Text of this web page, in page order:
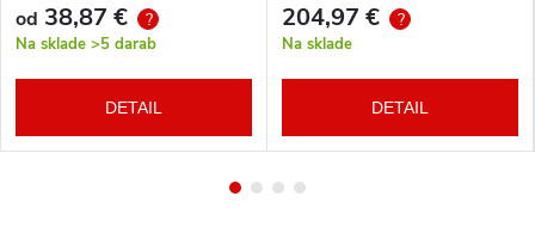
od 38,87 € ?
Na sklade >5 darab
DETAIL
204,97 € ?
Na sklade
DETAIL